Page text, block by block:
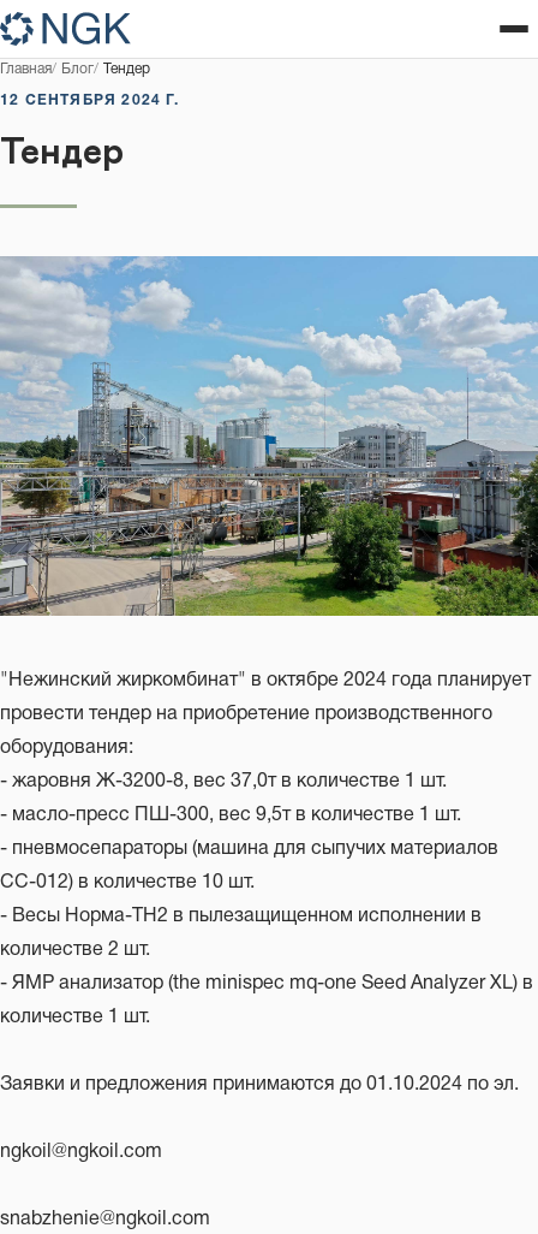
Главная Блог Тендер
12 СЕНТЯБРЯ 2024 Г.
Тендер
"Нежинский жиркомбинат" в октябре 2024 года планирует
провести тендер на приобретение производственного
оборудования:
- жаровня Ж-3200-8, вес 37,0т в количестве 1 шт.
- масло-пресс ПШ-300, вес 9,5т в количестве 1 шт.
- пневмосепараторы (машина для сыпучих материалов
СС-012) в количестве 10 шт.
- Весы Норма-ТН2 в пылезащищенном исполнении в
количестве 2 шт.
- ЯМР анализатор (the minispec mq-one Seed Analyzer XL) в
количестве 1 шт.
Заявки и предложения принимаются до 01.10.2024 по эл.
ngkoil@ngkoil.com
snabzhenie@ngkoil.com